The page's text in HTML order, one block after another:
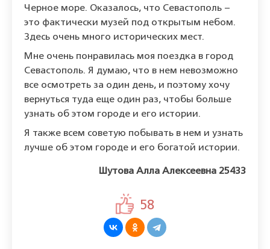
Черное море. Оказалось, что Севастополь –
это фактически музей под открытым небом.
Здесь очень много исторических мест.
Мне очень понравилась моя поездка в город
Севастополь. Я думаю, что в нем невозможно
все осмотреть за один день, и поэтому хочу
вернуться туда еще один раз, чтобы больше
узнать об этом городе и его истории.
Я также всем советую побывать в нем и узнать
лучше об этом городе и его богатой истории.
Шутова Алла Алексеевна 25433
58